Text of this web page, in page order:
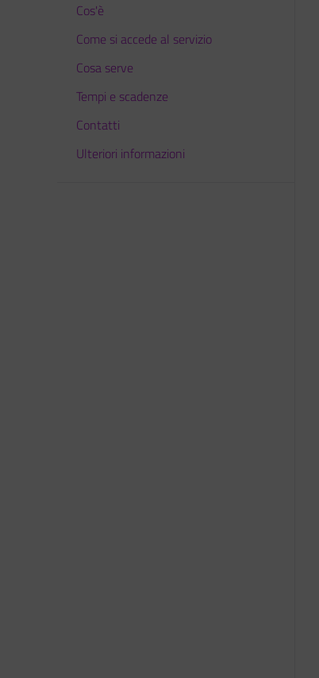
Cos'è
Come si accede al servizio
Cosa serve
Tempi e scadenze
Contatti
Ulteriori informazioni